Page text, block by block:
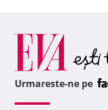
Urmareste-ne pe